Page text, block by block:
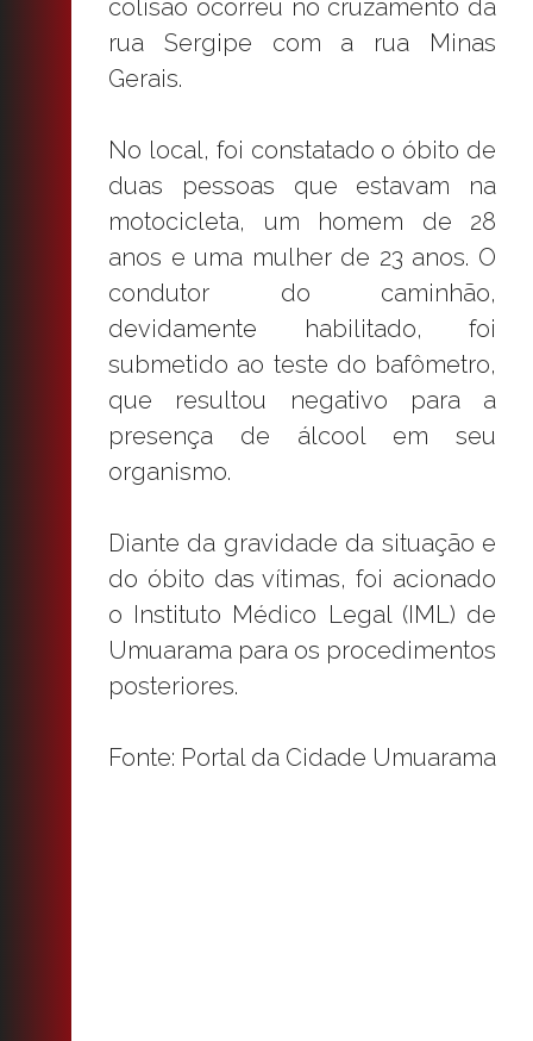
colisão ocorreu no cruzamento da
rua Sergipe com a rua Minas
Gerais.
No local, foi constatado o óbito de
duas pessoas que estavam na
motocicleta, um homem de 28
anos e uma mulher de 23 anos. O
condutor do caminhão,
devidamente habilitado, foi
submetido ao teste do bafômetro,
que resultou negativo para a
presença de álcool em seu
organismo.
Diante da gravidade da situação e
do óbito das vítimas, foi acionado
o Instituto Médico Legal (IML) de
Umuarama para os procedimentos
posteriores.
Fonte: Portal da Cidade Umuarama